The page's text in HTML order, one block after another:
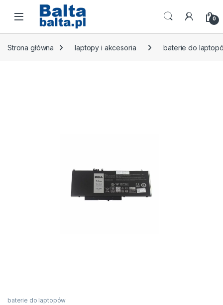
Skip to navigation
Skip to content
Open 0
Strona główna laptopy i akcesoria baterie do
baterie do laptopów